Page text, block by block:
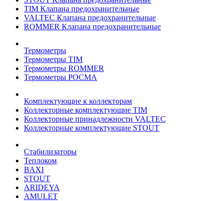
TIM Клапана предохранительные
VALTEC Клапана предохранительные
ROMMER Клапана предохранительные
Термометры
Термометры TIM
Термометры ROMMER
Термометры РОСМА
Комплектующие к коллекторам
Коллекторные комплектующие TIM
Коллекторные принадлежности VALTEC
Коллекторные комплектующие STOUT
Стабилизаторы
Теплоком
BAXI
STOUT
ARIDEYA
AMULET